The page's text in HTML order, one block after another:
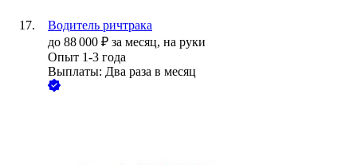
Водитель ричтрака
до 88 000 ₽ за месяц, на руки
Опыт 1-3 года
Выплаты: Два раза в месяц